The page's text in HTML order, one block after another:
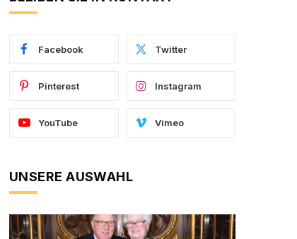
Facebook Twitter
Pinterest Instagram
YouTube Vimeo
UNSERE AUSWAHL